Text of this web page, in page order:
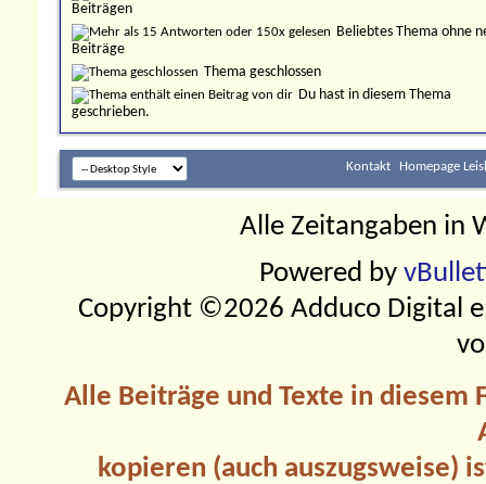
Beiträgen
Beliebtes Thema ohne
Beiträge
Thema geschlossen
Du hast in diesem Thema
geschrieben.
Kontakt Homepage
Alle Zeitangaben in
Powered by
Copyright ©2026 Adduco Digital
Alle Beiträge und Texte in
kopieren (auch auszugsweise)